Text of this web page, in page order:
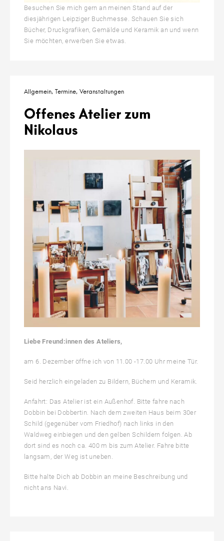
Besuchen Sie mich gern an meinen Stand auf der
diesjährigen Leipziger Buchmesse. Schauen Sie sich
Bücher, Druckgrafiken, Gemälde und Keramik an und wenn
Sie möchten, erwerben Sie etwas.
Allgemein Termine Veranstaltungen
Offenes Atelier zum
Nikolaus
Liebe Freund:innen des Ateliers,
am 6. Dezember öffne ich von 11.00 -17.00 Uhr meine Tür.
Seid herzlich eingeladen zu Bildern, Büchern und Keramik.
Anfahrt: Das Atelier ist ein Außenhof. Bitte fahre nach
Dobbin bei Dobbertin. Nach dem zweiten Haus beim 30er
Schild (gegenüber vom Friedhof) nach links in den
Waldweg einbiegen und den gelben Schildern folgen. Ab
dort sind es noch ca. 400 m bis zum Atelier. Fahre bitte
langsam, der Weg ist uneben.
Bitte halte Dich ab Dobbin an meine Beschreibung und
nicht ans Navi.